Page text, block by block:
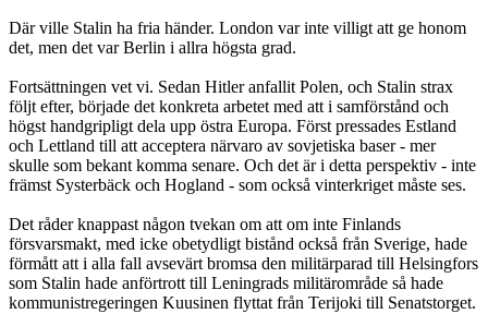
Där ville Stalin ha fria händer. London var inte villigt att ge honom
det, men det var Berlin i allra högsta grad.
Fortsättningen vet vi. Sedan Hitler anfallit Polen, och Stalin strax
följt efter, började det konkreta arbetet med att i samförstånd och
högst handgripligt dela upp östra Europa. Först pressades Estland
och Lettland till att acceptera närvaro av sovjetiska baser - mer
skulle som bekant komma senare. Och det är i detta perspektiv - inte
främst Systerbäck och Hogland - som också vinterkriget måste ses.
Det råder knappast någon tvekan om att om inte Finlands
försvarsmakt, med icke obetydligt bistånd också från Sverige, hade
förmått att i alla fall avsevärt bromsa den militärparad till Helsingfors
som Stalin hade anförtrott till Leningrads militärområde så hade
kommunistregeringen Kuusinen flyttat från Terijoki till Senatstorget.